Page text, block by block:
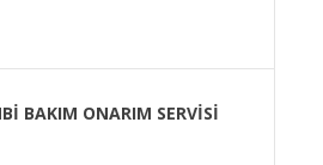
BAKIM ONARIM SERVİSİ